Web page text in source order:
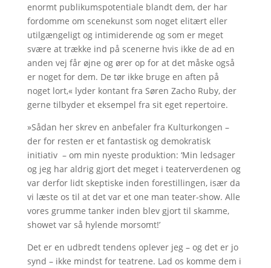
enormt publikumspotentiale blandt dem, der har
fordomme om scenekunst som noget elitært eller
utilgængeligt og intimiderende og som er meget
svære at trække ind på scenerne hvis ikke de ad en
anden vej får øjne og ører op for at det måske også
er noget for dem. De tør ikke bruge en aften på
noget lort,« lyder kontant fra Søren Zacho Ruby, der
gerne tilbyder et eksempel fra sit eget repertoire.
»Sådan her skrev en anbefaler fra Kulturkongen –
der for resten er et fantastisk og demokratisk
initiativ – om min nyeste produktion: ‘Min ledsager
og jeg har aldrig gjort det meget i teaterverdenen og
var derfor lidt skeptiske inden forestillingen, især da
vi læste os til at det var et one man teater-show. Alle
vores grumme tanker inden blev gjort til skamme,
showet var så hylende morsomt!’
Det er en udbredt tendens oplever jeg – og det er jo
synd – ikke mindst for teatrene. Lad os komme dem i